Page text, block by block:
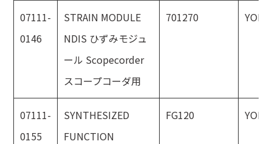
07111-
0146
STRAIN MODULE
NDIS ひずみモジュ
ール Scopecorder
スコープコーダ用
701270
07111-
0155
SYNTHESIZED
FUNCTION
FG120